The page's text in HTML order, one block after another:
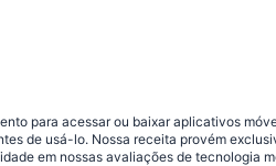
para acessar ou baixar aplicativos
de usá-lo. Nossa receita provém
em nossas avaliações de tecnologia